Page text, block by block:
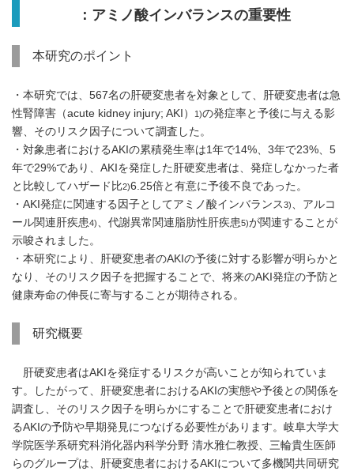
：アミノ酸インバランスの重要性
本研究のポイント
・本研究では、567名の肝硬変患者を対象として、肝硬変患者は急
性腎障害（acute kidney injury; AKI）
1)の発症率と予後に与える影
響、そのリスク因子について調査した。
・対象患者におけるAKIの累積発生率は1年で14%、3年で23%、5
年で29%であり、AKIを発症した肝硬変患者は、発症しなかった者
と比較してハザード比2)6.25倍と有意に予後不良であった。
・AKI発症に関連する因子としてアミノ酸インバランス3)、アルコ
ール関連肝疾患4)、代謝異常関連脂肪性肝疾患5)が関連することが
示唆されました。
・本研究により、肝硬変患者のAKIの予後に対する影響が明らかと
なり、そのリスク因子を把握することで、将来のAKI発症の予防と
健康寿命の伸長に寄与することが期待される。
研究概要
肝硬変患者はAKIを発症するリスクが高いことが知られていま
す。したがって、肝硬変患者におけるAKIの実態や予後との関係を
調査し、そのリスク因子を明らかにすることで肝硬変患者におけ
るAKIの予防や早期発見につなげる必要性があります。岐阜大学大
学院医学系研究科消化器内科学分野 清水雅仁教授、三輪貴生医師
らのグループは、肝硬変患者におけるAKIについて多機関共同研究